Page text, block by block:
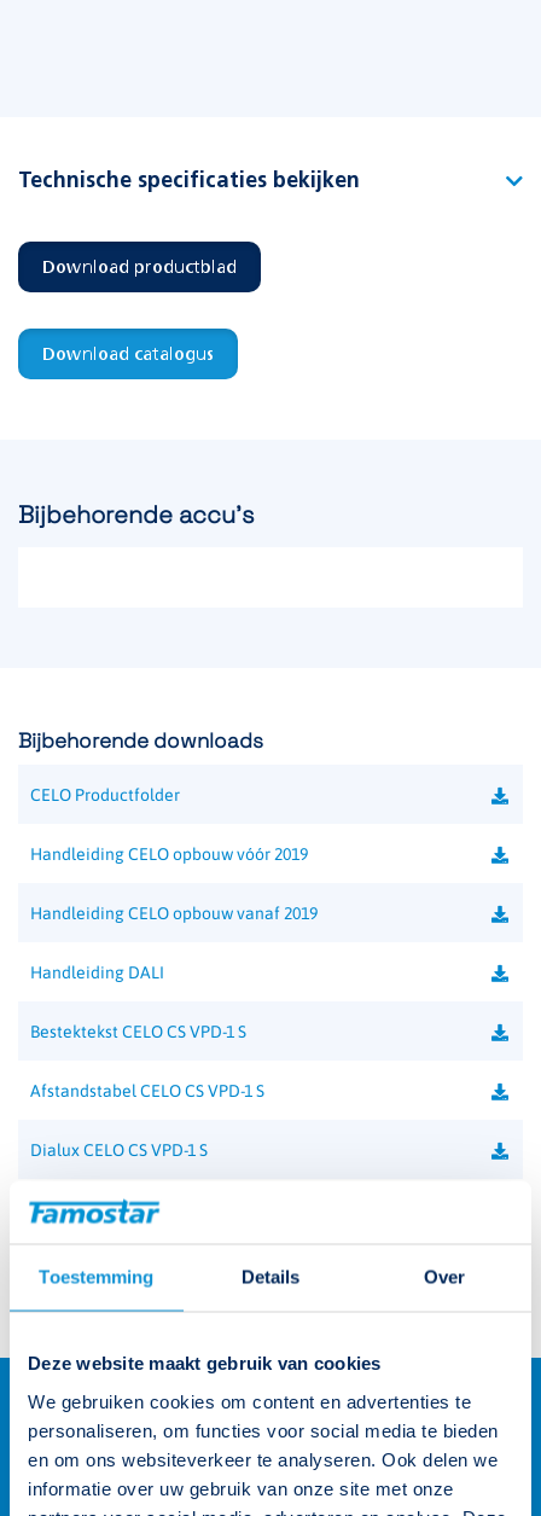
Toestemming Details Over
Deze website maakt gebruik van cookies
We gebruiken cookies om content en advertenties te
personaliseren, om functies voor social media te bieden
en om ons websiteverkeer te analyseren. Ook delen we
informatie over uw gebruik van onze site met onze
Technische specificaties bekijken
Artikelnummer 392660
EAN-code 8715774015090
Download productblad
Download catalogus
Bijbehorende accu's
Bijbehorende downloads
CELO Productfolder
Handleiding CELO opbouw vóór 2019
Handleiding CELO opbouw vanaf 2019
Handleiding DALI
Bestektekst CELO CS VPD-1 S
Afstandstabel CELO CS VPD-1 S
Dialux CELO CS VPD-1 S
Productcatalogus
Prijslijst 2024